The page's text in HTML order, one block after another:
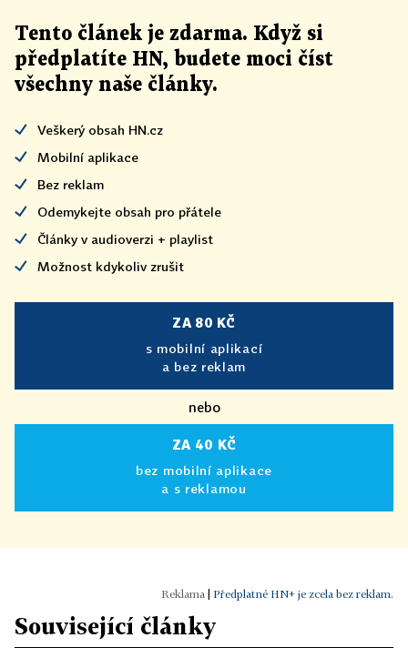
Tento článek je zdarma. Když si
předplatíte HN, budete moci číst
všechny naše články.
Veškerý obsah HN.cz
Mobilní aplikace
Bez reklam
Odemykejte obsah pro přátele
Články v audioverzi + playlist
Možnost kdykoliv zrušit
ZA 80 KČ
s mobilní aplikací
a bez reklam
nebo
ZA 40 KČ
bez mobilní aplikace
a s reklamou
Předplatné HN+ je zcela bez reklam.
Související články